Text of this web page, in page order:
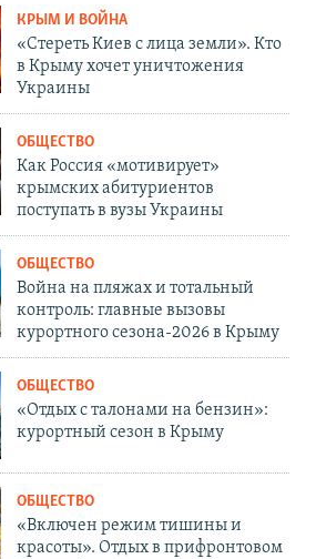
КРЫМ И ВОЙНА
«Стереть Киев с лица земли». Кто
в Крыму хочет уничтожения
Украины
ОБЩЕСТВО
Как Россия «мотивирует»
крымских абитуриентов
поступать в вузы Украины
ОБЩЕСТВО
Война на пляжах и тотальный
контроль: главные вызовы
курортного сезона-2026 в Крыму
ОБЩЕСТВО
«Отдых с талонами на бензин»:
курортный сезон в Крыму
ОБЩЕСТВО
«Включен режим тишины и
красоты». Отдых в прифронтовом